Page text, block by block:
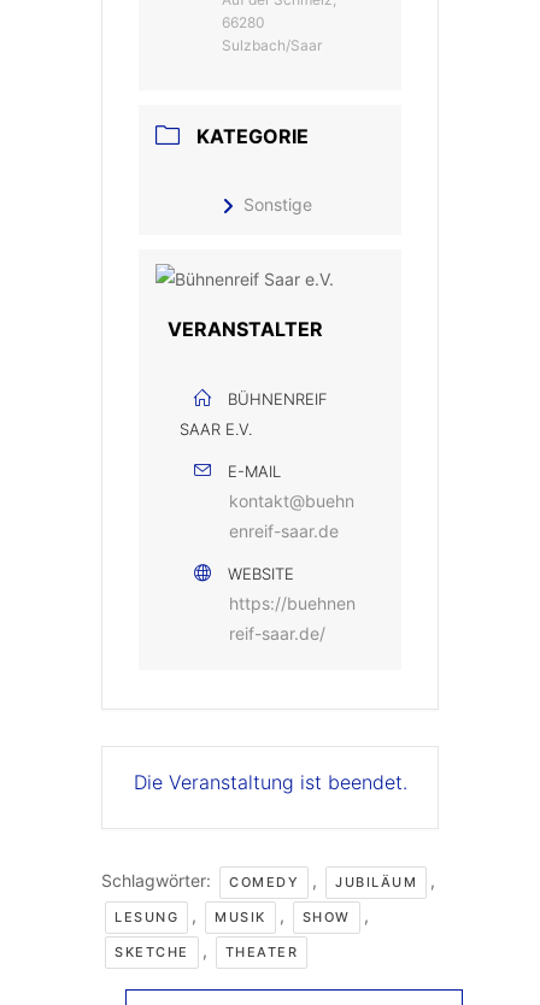
66280
Sulzbach/Saar
KATEGORIE
Sonstige
VERANSTALTER
BÜHNENREIF
SAAR E.V.
E-MAIL
kontakt@buehn
enreif-saar.de
WEBSITE
https://buehnen
reif-saar.de/
Die Veranstaltung ist beendet.
Schlagwörter: COMEDY , JUBILÄUM ,
LESUNG , MUSIK , SHOW ,
SKETCHE , THEATER